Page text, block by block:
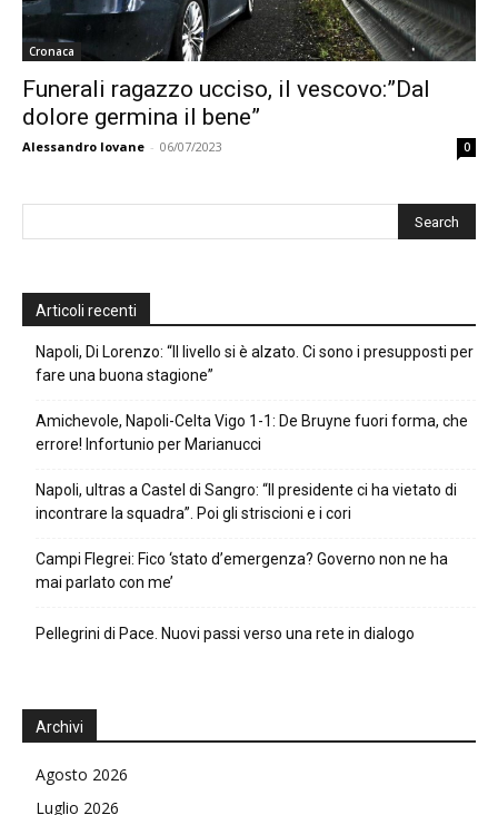
Cronaca
Funerali ragazzo ucciso, il vescovo:”Dal
dolore germina il bene”
Alessandro Iovane - 06/07/2023 0
Articoli recenti
Napoli, Di Lorenzo: “Il livello si è alzato. Ci sono i presupposti per
fare una buona stagione”
Amichevole, Napoli-Celta Vigo 1-1: De Bruyne fuori forma, che
errore! Infortunio per Marianucci
Napoli, ultras a Castel di Sangro: “Il presidente ci ha vietato di
incontrare la squadra”. Poi gli striscioni e i cori
Campi Flegrei: Fico ‘stato d’emergenza? Governo non ne ha
mai parlato con me’
Pellegrini di Pace. Nuovi passi verso una rete in dialogo
Archivi
Agosto 2026
Luglio 2026